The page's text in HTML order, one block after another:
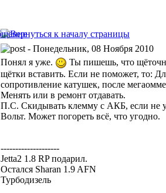
- Понедельник, 08 Ноября 2010
Понял я уже.
Ты пишешь, что
щётки вставить. Если не поможет, то:
сопротивление катушек, после
Менять или в ремонт отдавать.
П.С. Скидывать клемму с АКБ, если не
Вольт. Может погореть всё, что угодно.
--------------------
Jetta2 1.8 RP подарил.
Остался Sharan 1.9 AFN
Турбодизель